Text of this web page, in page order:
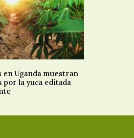
Uganda muestran
la yuca editada